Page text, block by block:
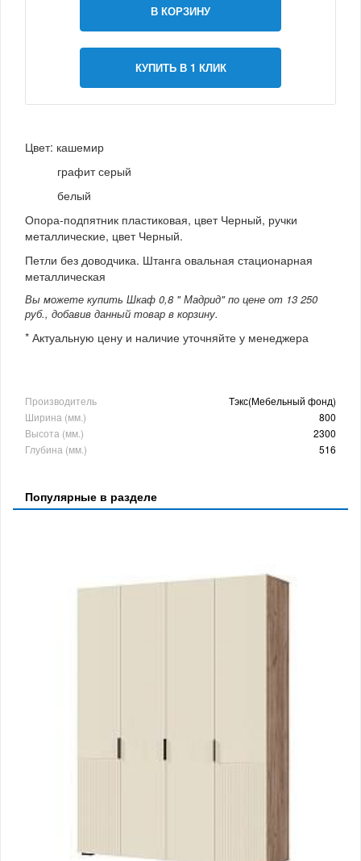
В КОРЗИНУ
КУПИТЬ В 1 КЛИК
Цвет: кашемир
графит серый
белый
Опора-подпятник пластиковая, цвет Черный, ручки
металлические, цвет Черный.
Петли без доводчика. Штанга овальная стационарная
металлическая
Вы можете купить Шкаф 0,8 " Мадрид" по цене от 13 250
руб., добавив данный товар в корзину.
* Актуальную цену и наличие уточняйте у менеджера
Производитель
Тэкс(Мебельный фонд)
Ширина (мм.)
800
Высота (мм.)
2300
Глубина (мм.)
516
Популярные в разделе